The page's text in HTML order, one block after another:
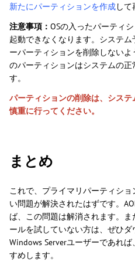
新たにパーティションを作成して
注意事項： OSの入ったパーティ
起動できなくなります。システ
ーパーティションを削除しない
のパーティションはシステムの
す。
パーティションの削除は、システ
慎重に行ってください。
まとめ
これで、プライマリパーティシ
い問題が解決されたはずです。
ば、この問題は解消されます。
ールを試していない方は、ぜひダ
Windows Serverユーザーであれば、
すめします。